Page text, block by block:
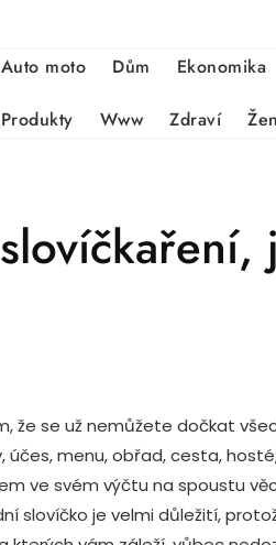
Auto moto Dům Ekonomika
Produkty Www Zdraví
že se už nemůžete dočkat
menu, obřad, cesta,
ve svém výčtu na spoustu
slovíčko je velmi důležití,